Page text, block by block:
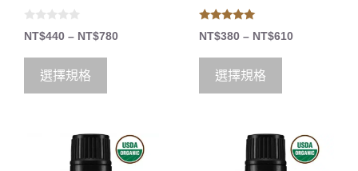
0
o
t
5
NT$440 – NT$780
選擇規格
5.00
out of 5
NT$380 – NT$610
選擇規格